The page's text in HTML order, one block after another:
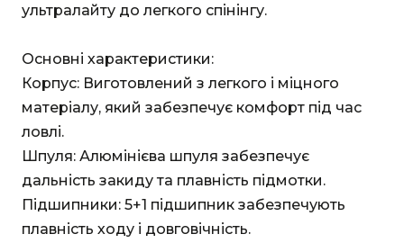
ультралайту до легкого спінінгу.
Основні характеристики:
Корпус: Виготовлений з легкого і міцного
матеріалу, який забезпечує комфорт під час
ловлі.
Шпуля: Алюмінієва шпуля забезпечує
дальність закиду та плавність підмотки.
Підшипники: 5+1 підшипник забезпечують
плавність ходу і довговічність.